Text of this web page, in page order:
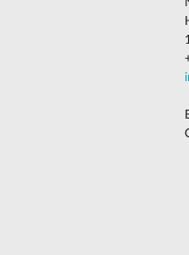
Cookies på vores